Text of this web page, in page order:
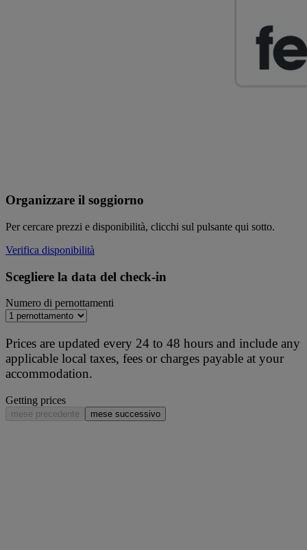
Organizzare il soggiorno
Per cercare prezzi e disponibilità, clicchi sul pulsante qui sotto.
Verifica disponibilità
Scegliere la data del check-in
Numero di pernottamenti
Prices are updated every 24 to 48 hours and include any
applicable local taxes, fees or charges payable at your
accommodation.
Getting prices
mese precedente mese successivo